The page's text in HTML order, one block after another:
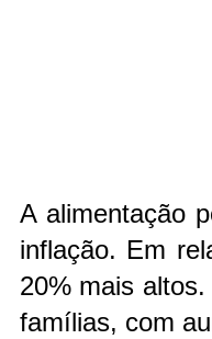
A alimentação
inflação. Em
20% mais
famílias, com